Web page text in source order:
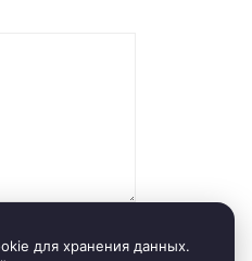
для хранения данных.